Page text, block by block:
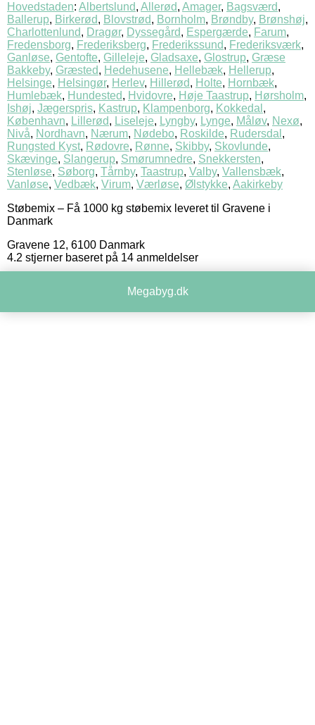
Hovedstaden: Albertslund, Allerød, Amager, Bagsværd,
Ballerup, Birkerød, Blovstrød, Bornholm, Brøndby, Brønshøj,
Charlottenlund, Dragør, Dyssegård, Espergærde, Farum,
Fredensborg, Frederiksberg, Frederikssund, Frederiksværk,
Ganløse, Gentofte, Gilleleje, Gladsaxe, Glostrup, Græse
Bakkeby, Græsted, Hedehusene, Hellebæk, Hellerup,
Helsinge, Helsingør, Herlev, Hillerød, Holte, Hornbæk,
Humlebæk, Hundested, Hvidovre, Høje Taastrup, Hørsholm,
Ishøj, Jægerspris, Kastrup, Klampenborg, Kokkedal ,
København, Lillerød, Liseleje, Lyngby, Lynge, Måløv, Nexø,
Nivå, Nordhavn, Nærum, Nødebo, Roskilde, Rudersdal ,
Rungsted Kyst, Rødovre, Rønne, Skibby, Skovlunde,
Skævinge, Slangerup, Smørumnedre, Snekkersten,
Stenløse, Søborg, Tårnby, Taastrup, Valby, Vallensbæk,
Vanløse, Vedbæk, Virum, Værløse, Ølstykke, Aakirkeby
Støbemix – Få 1000 kg støbemix leveret til Gravene i
Danmark
Gravene 12, 6100 Danmark
4.2 stjerner baseret på 14 anmeldelser
Megabyg.dk